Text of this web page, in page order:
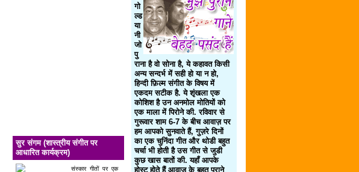
सुर संगम (शास्त्रीय संगीत पर
आधारित कार्यक्रम)
संस्कार गीतों पर एक
गो
ल्ड
या
नी
जो
पु
राना है वो सोना है, ये कहावत किसी
अन्य सन्दर्भ में सही हो या न हो,
हिन्दी फ़िल्म संगीत के विषय में
एकदम सटीक है. ये शृंखला एक
कोशिश है उन अनमोल मोतियों को
एक माला में पिरोने की. रविवार से
गुरूवार शाम 6-7 के बीच आवाज़ पर
हम आपको सुनवाते हैं, गुज़रे दिनों
का एक चुनिंदा गीत और थोडी बहुत
चर्चा भी होती है उस गीत से जुडी
कुछ खास बातों की. यहाँ आपके
होस्ट होते हैं आवाज़ के बहुत पुराने